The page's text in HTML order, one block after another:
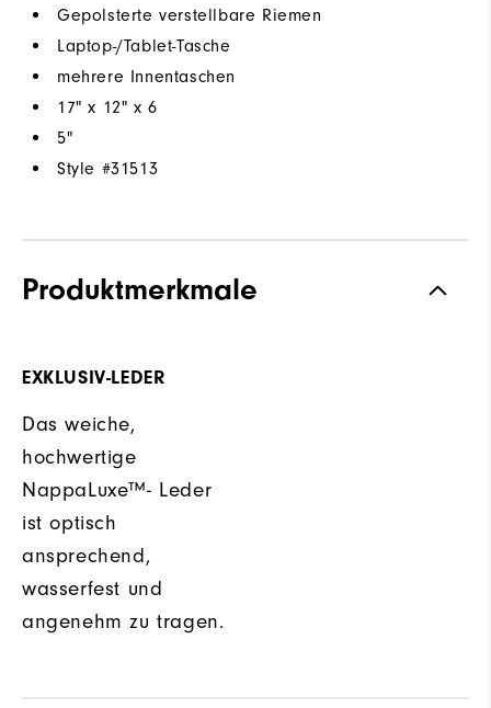
Gepolsterte verstellbare Riemen
Laptop-/Tablet-Tasche
mehrere Innentaschen
17" x 12" x 6
5"
Style #31513
Produktmerkmale
EXKLUSIV-LEDER
Das weiche,
hochwertige
NappaLuxe™- Leder
ist optisch
ansprechend,
wasserfest und
angenehm zu tragen.